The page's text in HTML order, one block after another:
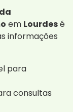
em Lourdesé
informações
para
consultas